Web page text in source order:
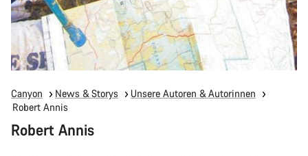
Canyon News & Storys
Unsere Autoren & Autorinnen
Robert Annis
Robert Annis